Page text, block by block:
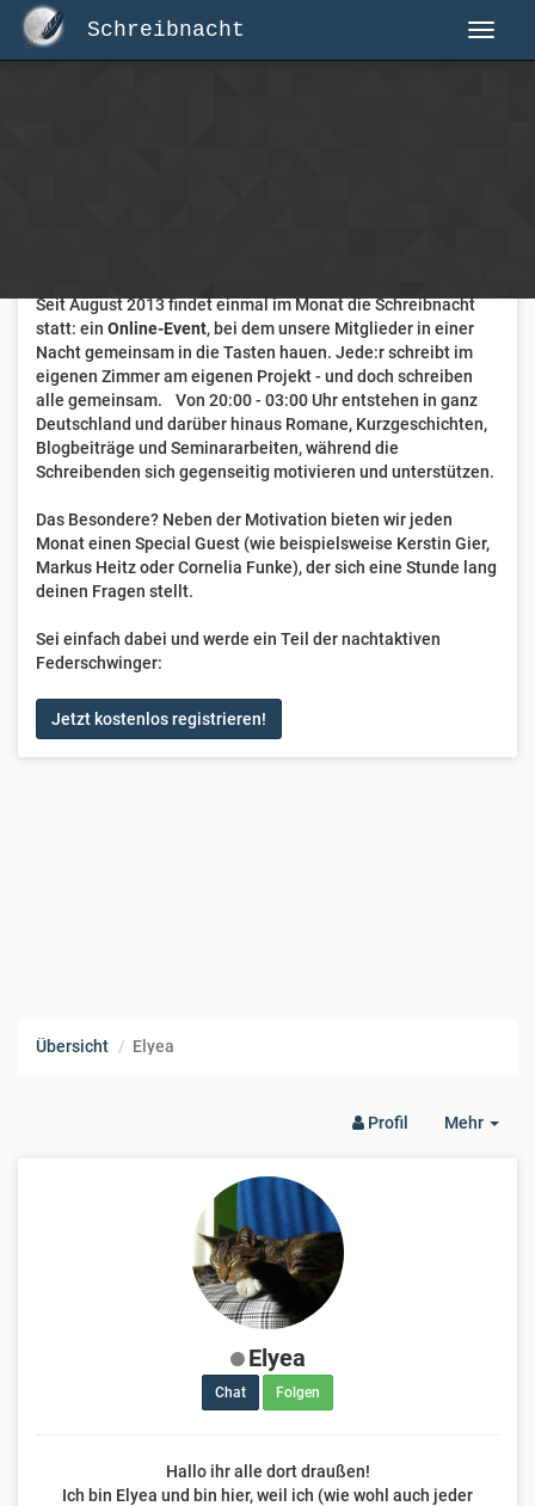
Schreibnacht
Seit August 2013 findet einmal im Monat die Schreibnacht
statt: ein Online-Event, bei dem unsere Mitglieder in einer
Nacht gemeinsam in die Tasten hauen. Jede:r schreibt im
eigenen Zimmer am eigenen Projekt - und doch schreiben
alle gemeinsam. Von 20:00 - 03:00 Uhr entstehen in ganz
Deutschland und darüber hinaus Romane, Kurzgeschichten,
Blogbeiträge und Seminararbeiten, während die
Schreibenden sich gegenseitig motivieren und unterstützen.
Das Besondere? Neben der Motivation bieten wir jeden
Monat einen Special Guest (wie beispielsweise Kerstin Gier,
Markus Heitz oder Cornelia Funke), der sich eine Stunde lang
deinen Fragen stellt.
Sei einfach dabei und werde ein Teil der nachtaktiven
Federschwinger:
Jetzt kostenlos registrieren!
Übersicht Elyea
Mehr
Profil
Elyea
Chat Folgen
Hallo ihr alle dort draußen!
Ich bin Elyea und bin hier, weil ich (wie wohl auch jeder